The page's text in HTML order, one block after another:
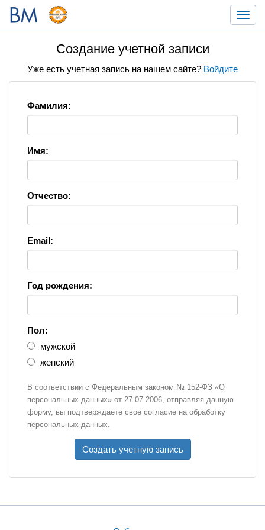
Создание учетной записи
Уже есть учетная запись на нашем сайте? Войдите
Фамилия:
Имя:
Отчество:
Email:
Год рождения:
Пол:
мужской
женский
В соответствии с Федеральным законом № 152-ФЗ «О
персональных данных» от 27.07.2006, отправляя данную
форму, вы подтверждаете свое согласие на обработку
персональных данных.
Создать учетную запись